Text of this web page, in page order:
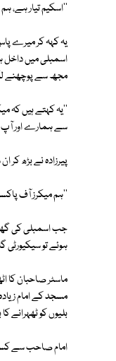
''اسکیم تیار ہے،
یہ کہہ کر میرے
اسمبلی میں داخل
مجھ سے پوچھنے
''یہ کہتے ہیں کہ
سے ہمارے اور آپ
پیرزادہ نے بڑھ کر
''ہم میکرز آف
جب اسمبلی کی
ہوئے تو سیکیورٹی
ماسٹر صاحبان کا
مسجد کے امام
بلیوں کو ٹھہرانے
امام صاحب سے کسی